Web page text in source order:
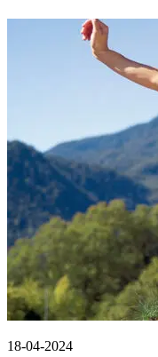
18-04-2024